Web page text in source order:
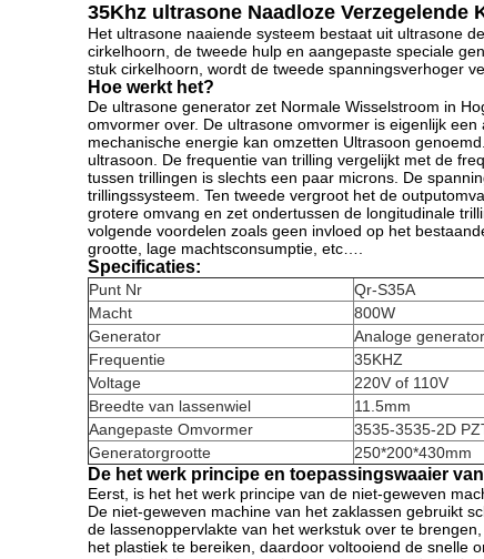
35Khz ultrasone Naadloze Verzegelende
Het ultrasone naaiende systeem bestaat uit ultrasone
cirkelhoorn, de tweede hulp en aangepaste speciale
stuk cirkelhoorn, wordt de tweede spanningsverhoger
Hoe werkt het?
De ultrasone generator zet Normale Wisselstroom in
omvormer over. De ultrasone omvormer is eigenlijk
mechanische energie kan omzetten Ultrasoon
ultrasoon. De frequentie van trilling vergelijkt met de
tussen trillingen is slechts een paar microns. De
trillingssysteem. Ten tweede vergroot het de
grotere omvang en zet ondertussen de longitudinale
volgende voordelen zoals geen invloed op het
grootte, lage machtsconsumptie, etc….
Specificaties:
Punt Nr
Qr-S35A
Macht
800W
Generator
Analoge generator
Frequentie
35KHZ
Voltage
220V of 110V
Breedte van lassenwiel
11.5mm
Aangepaste Omvormer
3535-3535-2D
Generatorgrootte
250*200*430mm
De het werk principe en toepassingswaaier
Eerst, is het het werk principe van de niet-geweven
De niet-geweven machine van het zaklassen gebruikt
de lassenoppervlakte van het werkstuk over te
het plastiek te bereiken, daardoor voltooiend de snelle